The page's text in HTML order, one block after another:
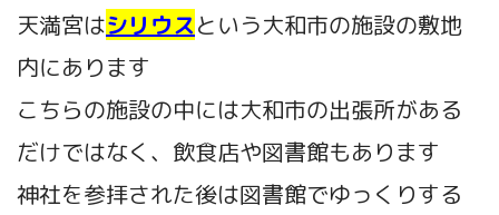
天満宮はシリウスという大和市の施設の敷地
内にあります
こちらの施設の中には大和市の出張所がある
だけではなく、飲食店や図書館もあります
神社を参拝された後は図書館でゆっくりする